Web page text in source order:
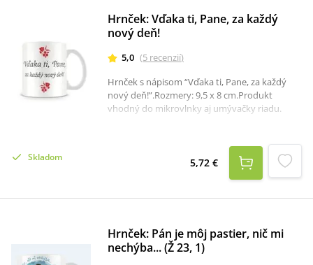
Hrnček: Vďaka ti, Pane, za každý
nový deň!
5,0 (5 recenzií)
Hrnček s nápisom “Vďaka ti, Pane, za každý
nový deň!”.Rozmery: 9,5 x 8 cm.Produkt
vhodný do mikrovlnky aj umývačky riadu.
Skladom 5,72 €
Hrnček: Pán je môj pastier, nič mi
nechýba... (Ž 23, 1)